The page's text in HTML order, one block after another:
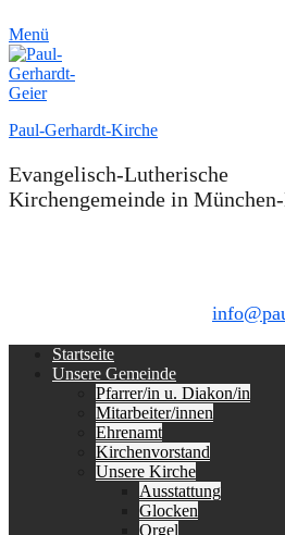
Menü
Paul-Gerhardt-Kirche
Evangelisch-Lutherische
Kirchengemeinde in
Erstes
Menü
Startseite
Unsere Gemeinde
Pfarrer/in u. Diakon/in
Mitarbeiter/innen
Ehrenamt
Kirchenvorstand
Unsere Kirche
Ausstattung
Glocken
Orgel